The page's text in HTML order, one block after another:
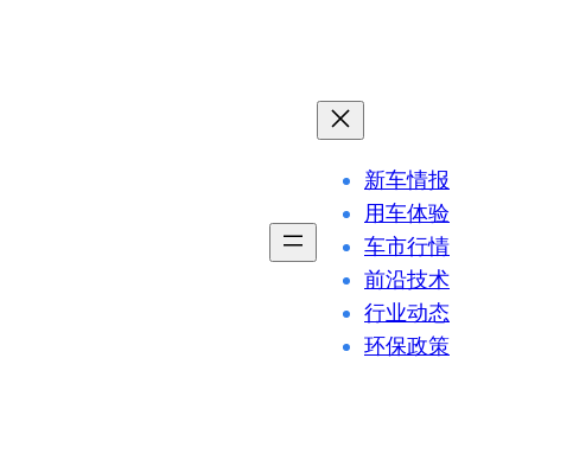
新车情报
用车体验
车市行情
前沿技术
行业动态
环保政策